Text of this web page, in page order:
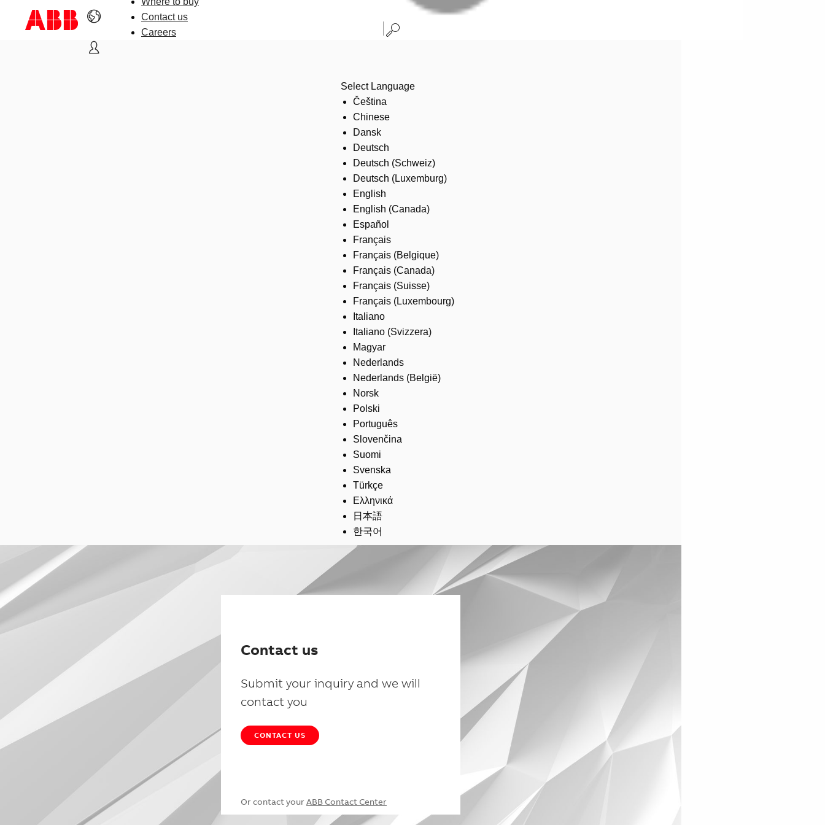
Contact us
Careers
Select Language
Čeština
Chinese
Dansk
Deutsch
Deutsch (Schweiz)
Deutsch (Luxemburg)
English
English (Canada)
Español
Français
Français (Belgique)
Français (Canada)
Français (Suisse)
Français (Luxembourg)
Italiano
Italiano (Svizzera)
Magyar
Nederlands
Nederlands (België)
Norsk
Polski
Português
Slovenčina
Suomi
Svenska
Türkçe
Ελληνικά
日本語
한국어
Contact us
Submit your inquiry and we will
contact you
CONTACT US
Or contact your ABB Contact Center